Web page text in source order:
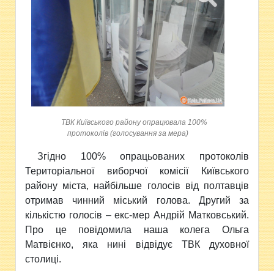
ТВК Київського району опрацювала 100%
протоколів (голосування за мера)
Згідно 100% опрацьованих протоколів
Територіальної виборчої комісії
Київського
району міста, найбільше голосів від полтавців
отримав чинний міський голова. Другий за
кількістю голосів – екс-мер Андрій Матковський.
Про це повідомила наша колега Ольга
Матвієнко, яка нині відвідує ТВК духовної
столиці.